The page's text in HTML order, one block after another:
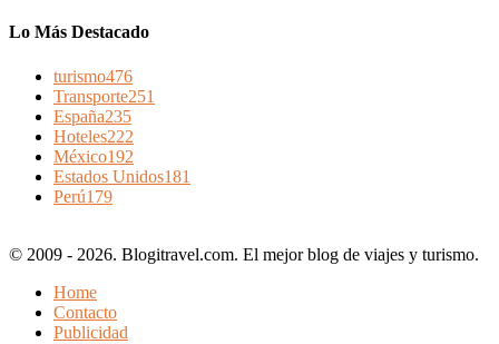
Lo Más Destacado
turismo476
Transporte251
España235
Hoteles222
México192
Estados Unidos181
Perú179
© 2009 - 2026. Blogitravel.com. El mejor blog de viajes y turismo.
Home
Contacto
Publicidad